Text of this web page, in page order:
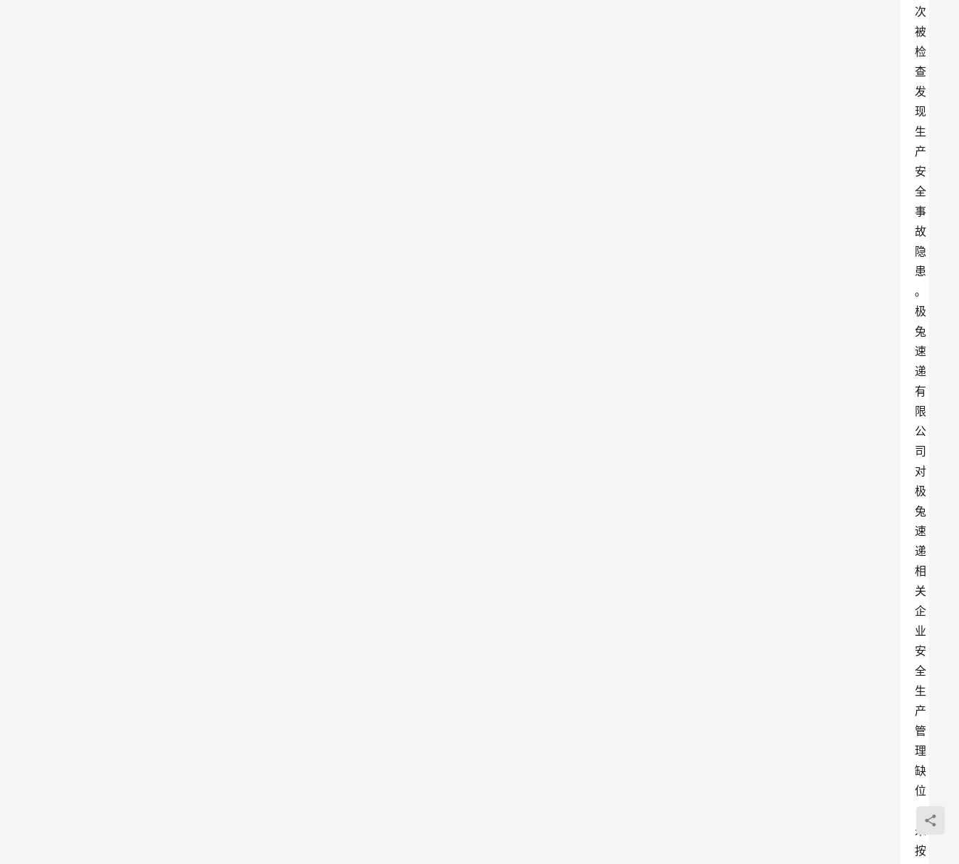
次
被
检
查
发
现
生
产
安
全
事
故
隐
患
。
极
兔
速
递
有
限
公
司
对
极
兔
速
递
相
关
企
业
安
全
生
产
管
理
缺
位
，
未
按